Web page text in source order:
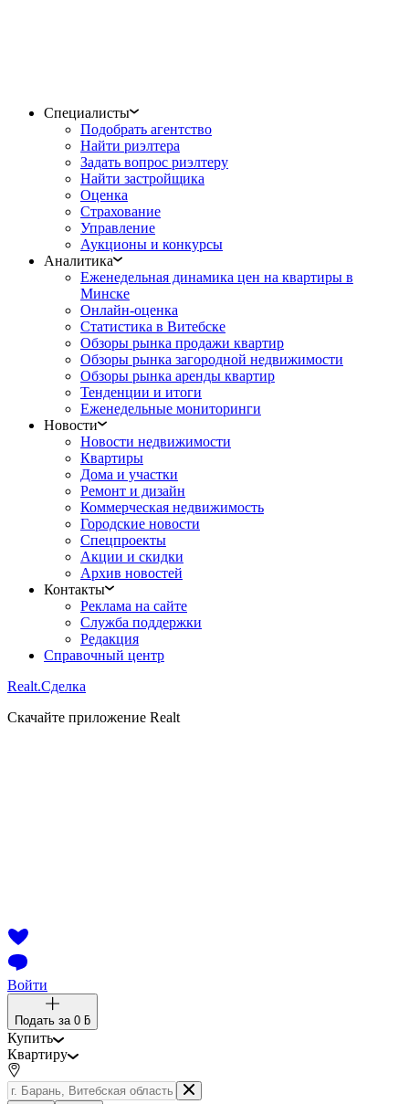
Специалисты
Подобрать агентство
Найти риэлтера
Задать вопрос риэлтеру
Найти застройщика
Оценка
Страхование
Управление
Аукционы и конкурсы
Аналитика
Еженедельная динамика цен на квартиры в
Минске
Онлайн-оценка
Статистика в Витебске
Обзоры рынка продажи квартир
Обзоры рынка загородной недвижимости
Обзоры рынка аренды квартир
Тенденции и итоги
Еженедельные мониторинги
Новости
Новости недвижимости
Квартиры
Дома и участки
Ремонт и дизайн
Коммерческая недвижимость
Городские новости
Спецпроекты
Акции и скидки
Архив новостей
Контакты
Реклама на сайте
Служба поддержки
Редакция
Справочный центр
Realt.Сделка
Скачайте приложение Realt
Войти
Подать за 0 ƃ
Купить
Квартиру